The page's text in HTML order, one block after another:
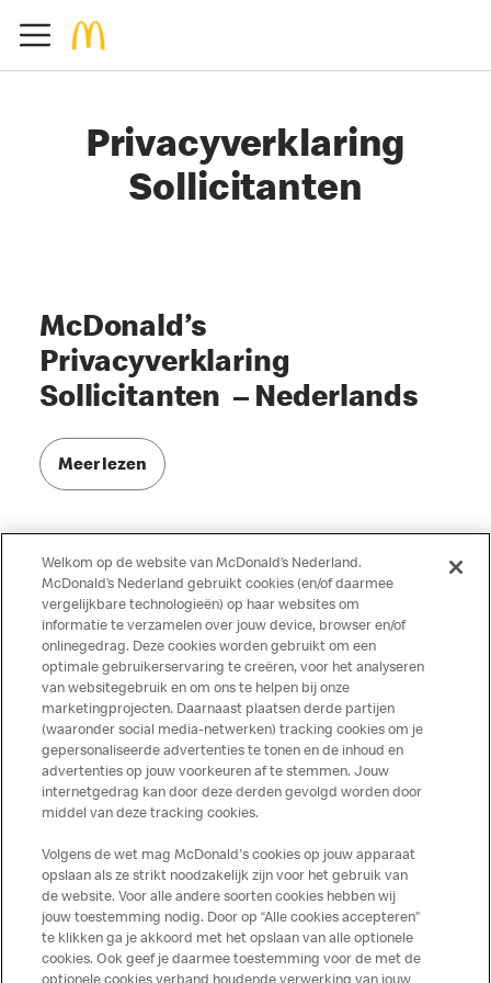
Privacyverklaring
Sollicitanten
McDonald’s
Privacyverklaring
Sollicitanten – Nederlands
Meer lezen
McDonald’s Privacy
Statement for Applicants –
Engels
Read more
Over ons
Welkom op de website van McDonald’s Nederland.
McDonald’s Nederland gebruikt cookies (en/of daarmee
vergelijkbare technologieën) op haar websites om
informatie te verzamelen over jouw device, browser en/of
onlinegedrag. Deze cookies worden gebruikt om een
optimale gebruikerservaring te creëren, voor het analyseren
van websitegebruik en om ons te helpen bij onze
marketingprojecten. Daarnaast plaatsen derde partijen
(waaronder social media-netwerken) tracking cookies om je
gepersonaliseerde advertenties te tonen en de inhoud en
advertenties op jouw voorkeuren af te stemmen. Jouw
internetgedrag kan door deze derden gevolgd worden door
middel van deze tracking cookies.
Volgens de wet mag McDonald's cookies op jouw apparaat
opslaan als ze strikt noodzakelijk zijn voor het gebruik van
de website. Voor alle andere soorten cookies hebben wij
jouw toestemming nodig. Door op “Alle cookies accepteren”
te klikken ga je akkoord met het opslaan van alle optionele
cookies. Ook geef je daarmee toestemming voor de met de